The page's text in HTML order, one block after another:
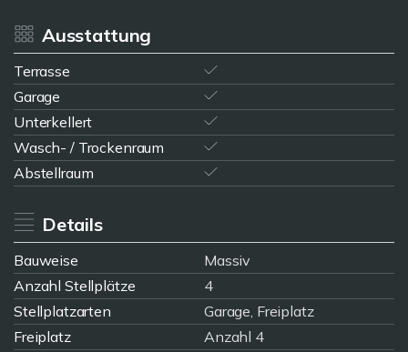
Ausstattung
Terrasse
Garage
Unterkellert
Wasch- / Trockenraum
Abstellraum
Details
Bauweise
Massiv
Anzahl Stellplätze
4
Stellplatzarten
Garage, Freiplatz
Freiplatz
Anzahl 4